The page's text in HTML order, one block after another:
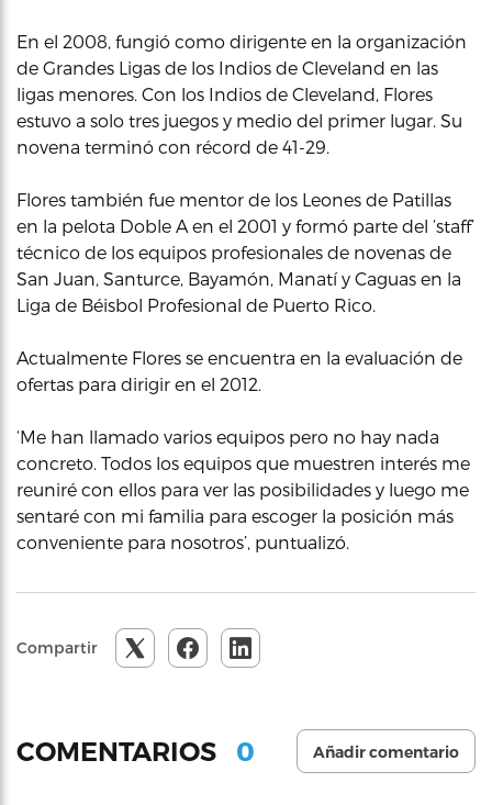
En el 2008, fungió como dirigente en la organización
de Grandes Ligas de los Indios de Cleveland en las
ligas menores. Con los Indios de Cleveland, Flores
estuvo a solo tres juegos y medio del primer lugar. Su
novena terminó con récord de 41-29.
Flores también fue mentor de los Leones de Patillas
en la pelota Doble A en el 2001 y formó parte del ‘staff’
técnico de los equipos profesionales de novenas de
San Juan, Santurce, Bayamón, Manatí y Caguas en la
Liga de Béisbol Profesional de Puerto Rico.
Actualmente Flores se encuentra en la evaluación de
ofertas para dirigir en el 2012.
‘Me han llamado varios equipos pero no hay nada
concreto. Todos los equipos que muestren interés me
reuniré con ellos para ver las posibilidades y luego me
sentaré con mi familia para escoger la posición más
conveniente para nosotros’, puntualizó.
Compartir
COMENTARIOS 0 Añadir comentario